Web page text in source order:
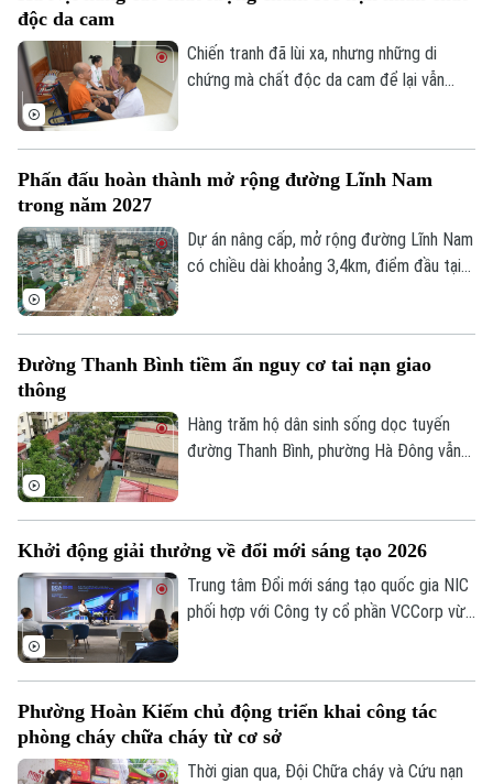
độc da cam
Chiến tranh đã lùi xa, nhưng những di
chứng mà chất độc da cam để lại vẫn
chất độc da cam không chỉ là thực hiện
ân, trách nhiệm đối với những người vẫn
đang mang trên mình nỗi đau chiến tranh.
Phấn đấu hoàn thành mở rộng đường Lĩnh Nam
trong năm 2027
Dự án nâng cấp, mở rộng đường Lĩnh Nam
có chiều dài khoảng 3,4km, điểm đầu tại
bất động”, chủ đầu tư và nhà thầu đang
đưa tuyến đường vào khai thác trong năm
2027.
Đường Thanh Bình tiềm ẩn nguy cơ tai nạn giao
thông
Hàng trăm hộ dân sinh sống dọc tuyến
đường Thanh Bình, phường Hà Đông vẫn
tuyến cống nhánh thuộc gói thầu số 4 của
dự án xây dựng hệ thống xử lý nước thải
Yên Xá. Nhiều hạng mục chưa đảm bảo an
Khởi động giải thưởng về đổi mới sáng tạo 2026
Trung tâm Đổi mới sáng tạo quốc gia NIC
phối hợp với Công ty cổ phần VCCorp vừa
năm 2022 nhằm tôn vinh, khuyến khích, cổ
vũ những giá trị đổi mới sáng tạo áp dụng
trong đời sống thực phục vụ người tiêu
Phường Hoàn Kiếm chủ động triển khai công tác
phòng cháy chữa cháy từ cơ sở
Thời gian qua, Đội Chữa cháy và Cứu nạn